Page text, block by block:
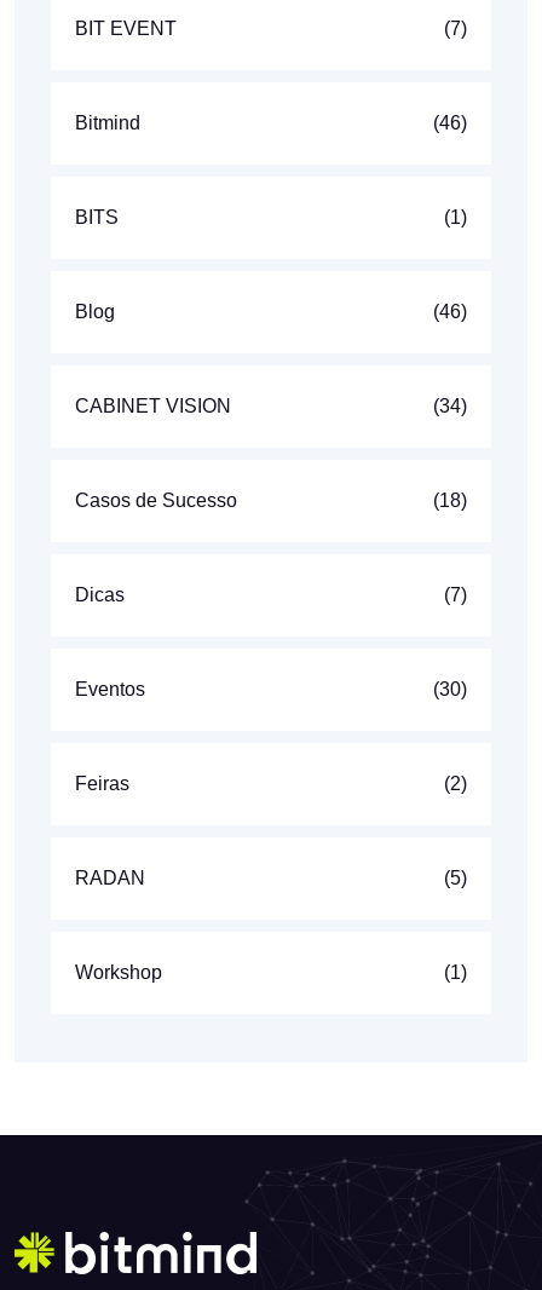
BIT EVENT (7)
Bitmind (46)
BITS (1)
Blog (46)
CABINET VISION (34)
Casos de Sucesso (18)
Dicas (7)
Eventos (30)
Feiras (2)
RADAN (5)
Workshop (1)